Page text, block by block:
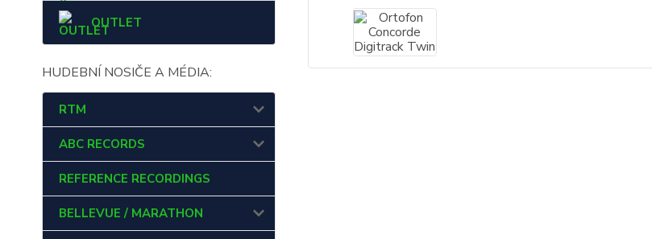
OUTLET
HUDEBNÍ NOSIČE A MÉDIA:
RTM
ABC RECORDS
REFERENCE RECORDINGS
BELLEVUE / MARATHON